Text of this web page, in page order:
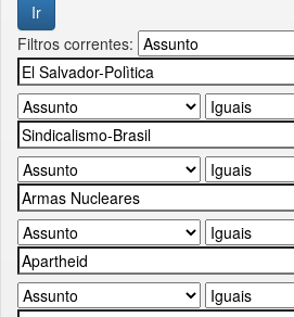
Filtros correntes: